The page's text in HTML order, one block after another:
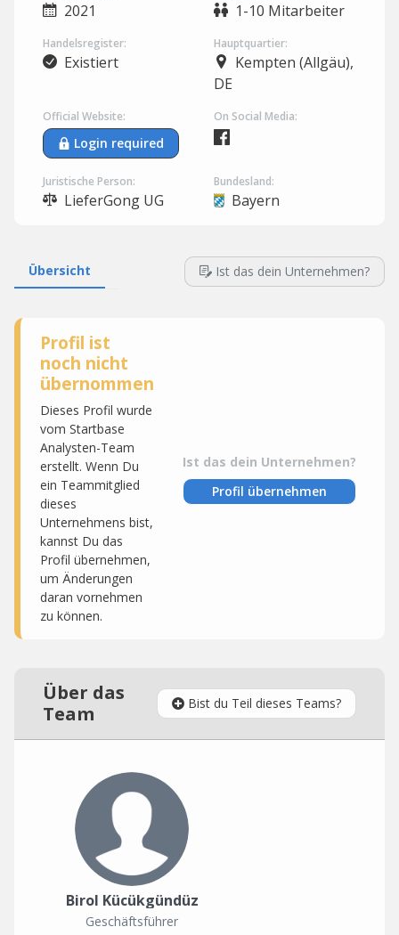
2021 1-10 Mitarbeiter
Handelsregister:
Existiert
Hauptquartier:
Kempten (Allgäu),
DE
Official Website:
Login required
On Social Media:
Juristische Person:
LieferGong UG
Bundesland:
Bayern
Übersicht Ist das dein Unternehmen?
Profil ist
noch nicht
übernommen
Dieses Profil wurde
vom Startbase
Analysten-Team
erstellt. Wenn Du
ein Teammitglied
dieses
Unternehmens bist,
kannst Du das
Profil übernehmen,
um Änderungen
daran vornehmen
zu können.
Ist das dein Unternehmen?
Profil übernehmen
Über das
Team
Bist du Teil dieses Teams?
Birol Kücükgündüz
Geschäftsführer